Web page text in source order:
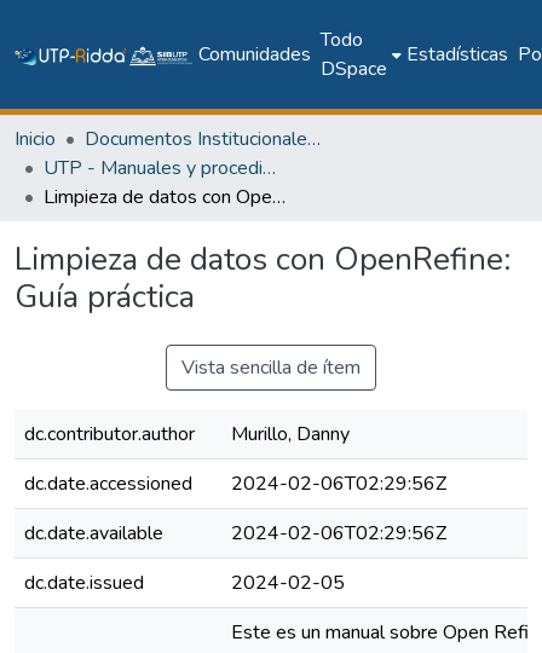
Comunidades
Todo
DSpace
Estadísticas
Inicio
Documentos Institucionales y Memoria Universitaria
UTP - Manuales y procedimientos
Limpieza de datos con OpenRefine: Guía práctica
Limpieza de datos con OpenRefine:
Guía práctica
Vista sencilla de ítem
dc.contributor.author
Murillo, Danny
dc.date.accessioned
2024-02-06T02:29:56Z
dc.date.available
2024-02-06T02:29:56Z
dc.date.issued
2024-02-05
Este es un manual sobre Open